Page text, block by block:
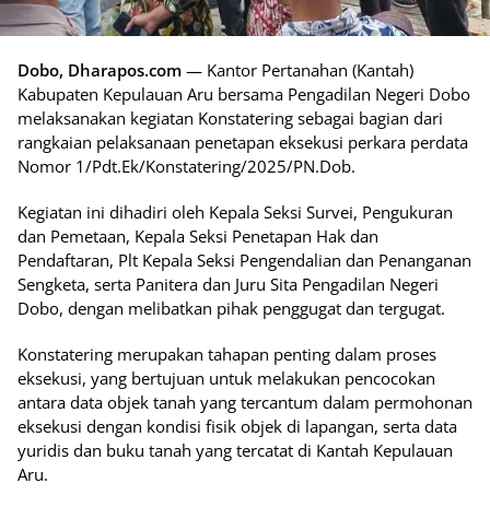
Dobo, Dharapos.com — Kantor Pertanahan (Kantah)
Kabupaten Kepulauan Aru bersama Pengadilan Negeri Dobo
melaksanakan kegiatan Konstatering sebagai bagian dari
rangkaian pelaksanaan penetapan eksekusi perkara perdata
Nomor 1/Pdt.Ek/Konstatering/2025/PN.Dob.
Kegiatan ini dihadiri oleh Kepala Seksi Survei, Pengukuran
dan Pemetaan, Kepala Seksi Penetapan Hak dan
Pendaftaran, Plt Kepala Seksi Pengendalian dan Penanganan
Sengketa, serta Panitera dan Juru Sita Pengadilan Negeri
Dobo, dengan melibatkan pihak penggugat dan tergugat.
Konstatering merupakan tahapan penting dalam proses
eksekusi, yang bertujuan untuk melakukan pencocokan
antara data objek tanah yang tercantum dalam permohonan
eksekusi dengan kondisi fisik objek di lapangan, serta data
yuridis dan buku tanah yang tercatat di Kantah Kepulauan
Aru.